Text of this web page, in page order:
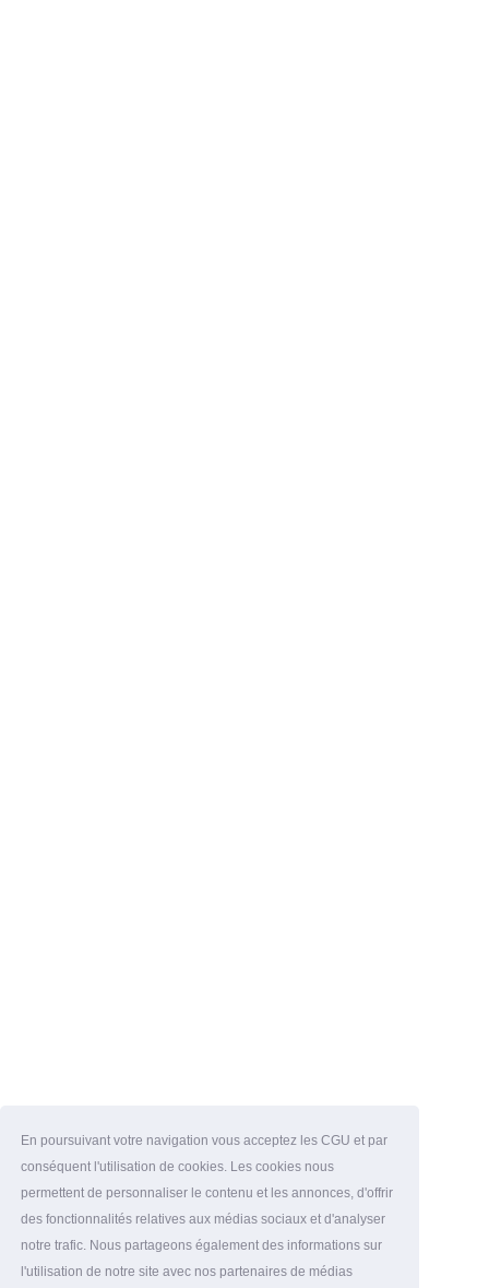
En poursuivant votre navigation vous acceptez les CGU et par
conséquent l'utilisation de cookies. Les cookies nous
permettent de personnaliser le contenu et les annonces, d'offrir
des fonctionnalités relatives aux médias sociaux et d'analyser
notre trafic. Nous partageons également des informations sur
l'utilisation de notre site avec nos partenaires de médias